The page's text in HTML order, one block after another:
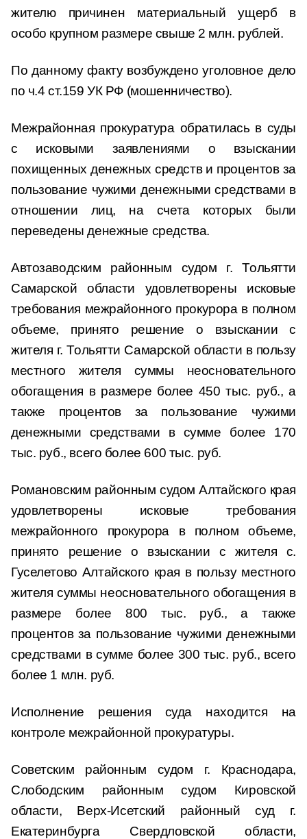
жителю причинен материальный ущерб в
особо крупном размере свыше 2 млн. рублей.
По данному факту возбуждено уголовное дело
по ч.4 ст.159 УК РФ (мошенничество).
Межрайонная прокуратура обратилась в суды
с исковыми заявлениями о взыскании
похищенных денежных средств и процентов за
пользование чужими денежными средствами в
отношении лиц, на счета которых были
переведены денежные средства.
Автозаводским районным судом г. Тольятти
Самарской области удовлетворены исковые
требования межрайонного прокурора в полном
объеме, принято решение о взыскании с
жителя г. Тольятти Самарской области в пользу
местного жителя суммы неосновательного
обогащения в размере более 450 тыс. руб., а
также процентов за пользование чужими
денежными средствами в сумме более 170
тыс. руб., всего более 600 тыс. руб.
Романовским районным судом Алтайского края
удовлетворены исковые требования
межрайонного прокурора в полном объеме,
принято решение о взыскании с жителя с.
Гуселетово Алтайского края в пользу местного
жителя суммы неосновательного обогащения в
размере более 800 тыс. руб., а также
процентов за пользование чужими денежными
средствами в сумме более 300 тыс. руб., всего
более 1 млн. руб.
Исполнение решения суда находится на
контроле межрайонной прокуратуры.
Советским районным судом г. Краснодара,
Слободским районным судом Кировской
области, Верх-Исетский районный суд г.
Екатеринбурга Свердловской области,